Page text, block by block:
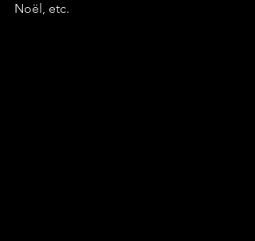
Noël, etc.